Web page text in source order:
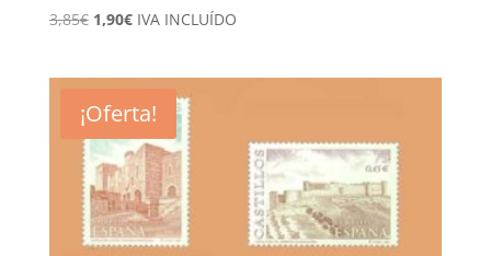
3,85€ El
era:
3,85€.
1,90€El
es:
1,90€.
IVA INCLUÍDO
¡Oferta!